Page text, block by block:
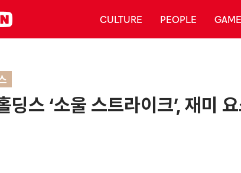
CULTURE PEOPLE GAME
딩스 ‘소울 스트라이크’, 재미